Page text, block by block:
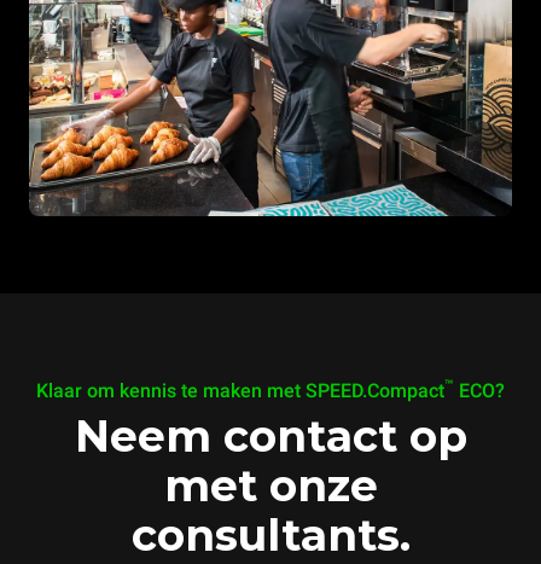
Klaar om kennis te maken met SPEED.Compact™ ECO?
Neem contact op
met onze
consultants.